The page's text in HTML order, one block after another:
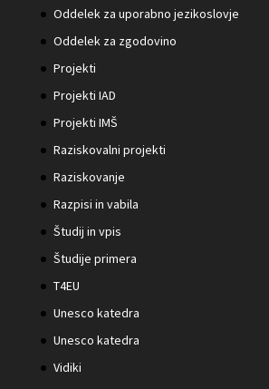
Oddelek za uporabno jezikoslovje
Oddelek za zgodovino
Projekti
Projekti IAD
Projekti IMŠ
Raziskovalni projekti
Raziskovanje
Razpisi in vabila
Študij in vpis
Študije primera
T4EU
Unesco katedra
Unesco katedra
Vidiki